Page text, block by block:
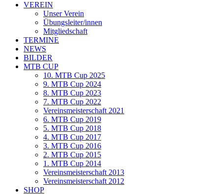
VEREIN
Unser Verein
Übungsleiter/innen
Mitgliedschaft
TERMINE
NEWS
BILDER
MTB CUP
10. MTB Cup 2025
9. MTB Cup 2024
8. MTB Cup 2023
7. MTB Cup 2022
Vereinsmeisterschaft 2021
6. MTB Cup 2019
5. MTB Cup 2018
4. MTB Cup 2017
3. MTB Cup 2016
2. MTB Cup 2015
1. MTB Cup 2014
Vereinsmeisterschaft 2013
Vereinsmeisterschaft 2012
SHOP